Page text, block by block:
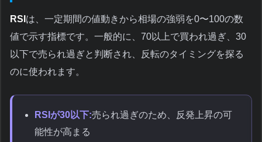
RSI は、一定期間の値動きから相場の強弱を0〜100の数
値で示す指標です。一般的に、70以上で買われ過ぎ、30
以下で売られ過ぎと判断され、反転のタイミングを探る
のに使われます。
RSIが30以下:売られ過ぎのため、反発上昇の可
能性が高まる